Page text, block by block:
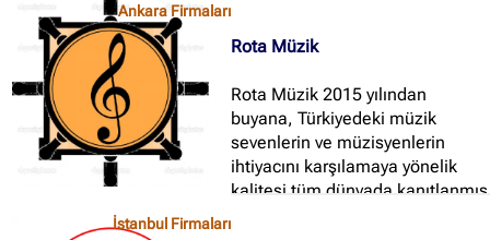
Ankara Firmaları
Rota Müzik
Rota Müzik 2015 yılından
buyana, Türkiyedeki müzik
sevenlerin ve müzisyenlerin
ihtiyacını karşılamaya yönelik
kalitesi tüm dünyada kanıtlanmış
İstanbul Firmaları
İzmir Firmaları